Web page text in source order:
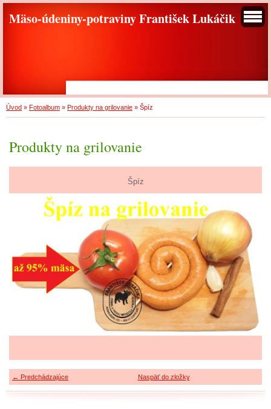
Mäso-údeniny-potraviny František Lukáčik
Úvod » Fotoalbum » Produkty na grilovanie » Špíz
Produkty na grilovanie
Špíz
← Predchádzajúce Naspäť do zložky